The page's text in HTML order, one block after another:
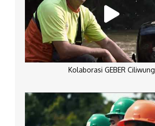
Kolaborasi GEBER Ciliwung